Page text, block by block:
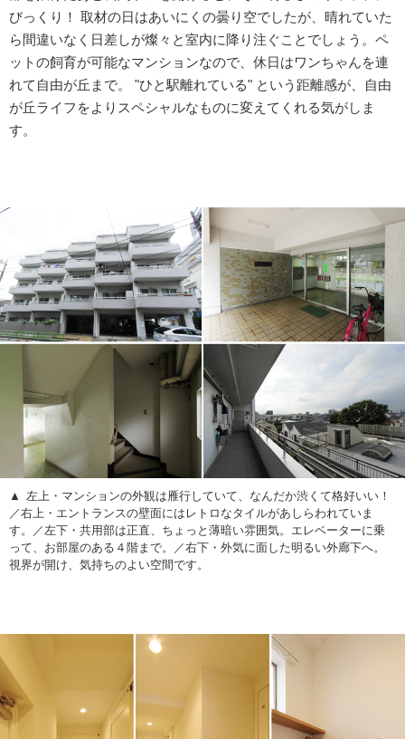
びっくり！ 取材の日はあいにくの曇り空でしたが、晴れていた
ら間違いなく日差しが燦々と室内に降り注ぐことでしょう。ペ
ットの飼育が可能なマンションなので、休日はワンちゃんを連
れて自由が丘まで。 "ひと駅離れている" という距離感が、自由
が丘ライフをよりスペシャルなものに変えてくれる気がしま
す。
左上・マンションの外観は雁行していて、なんだか渋くて格好いい！
／右上・エントランスの壁面にはレトロなタイルがあしらわれていま
す。／左下・共用部は正直、ちょっと薄暗い雰囲気。エレベーターに乗
って、お部屋のある４階まで。／右下・外気に面した明るい外廊下へ。
視界が開け、気持ちのよい空間です。